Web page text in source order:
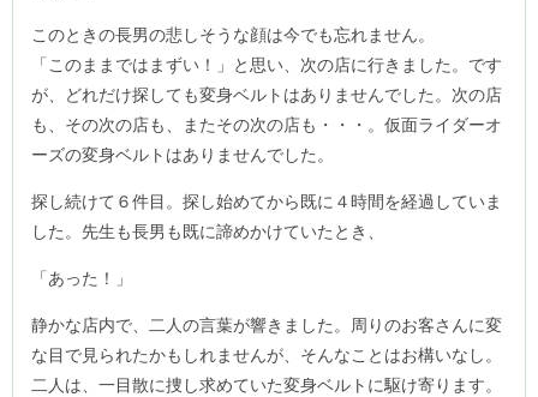
このときの長男の悲しそうな顔は今でも忘れません。
「このままではまずい！」と思い、次の店に行きました。です
が、どれだけ探しても変身ベルトはありませんでした。次の店
も、その次の店も、またその次の店も・・・。仮面ライダーオ
ーズの変身ベルトはありませんでした。
探し続けて６件目。探し始めてから既に４時間を経過していま
した。先生も長男も既に諦めかけていたとき、
「あった！」
静かな店内で、二人の言葉が響きました。周りのお客さんに変
な目で見られたかもしれませんが、そんなことはお構いなし。
二人は、一目散に捜し求めていた変身ベルトに駆け寄ります。